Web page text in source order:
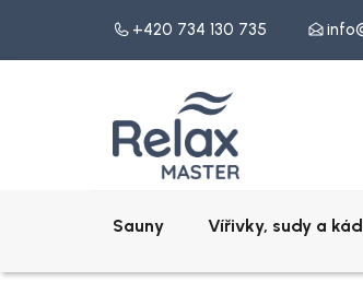
obsah
+420 734 130 735
Sauny Vířivky, sudy a